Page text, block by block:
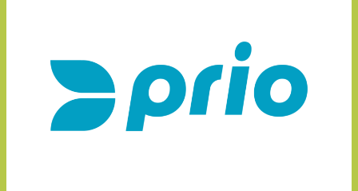
Escolha
Sustentável